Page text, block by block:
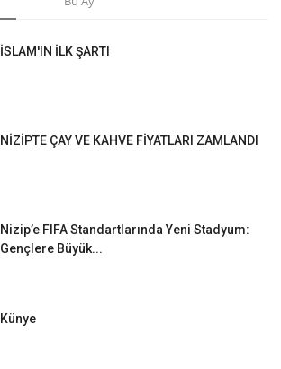
İSLAM'IN İLK ŞARTI
NİZİPTE ÇAY VE KAHVE FİYATLARI ZAMLANDI
Nizip’e FIFA Standartlarında Yeni Stadyum:
Gençlere Büyük...
Künye